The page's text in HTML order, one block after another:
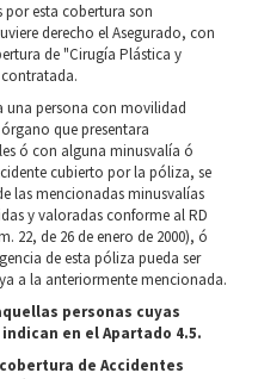
esta cobertura son
derecho el Asegurado, con
de "Cirugía Plástica y
una persona con movilidad
que presentara
ó con alguna minusvalía ó
cubierto por la póliza, se
las mencionadas minusvalías
y valoradas conforme al RD
22, de 26 de enero de 2000), ó
de esta póliza pueda ser
a la anteriormente mencionada.
personas cuyas
en el Apartado 4.5.
de Accidentes